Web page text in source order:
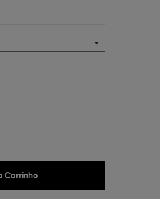
Carrinho